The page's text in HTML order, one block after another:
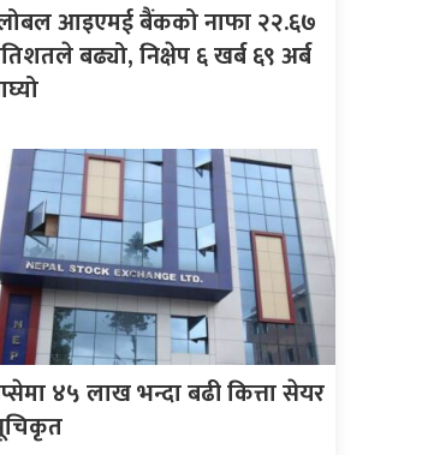
आइएमई बैंकको नाफा २२.६७
बढ्यो, निक्षेप ६ खर्ब ६९ अर्ब
४५ लाख भन्दा बढी कित्ता सेयर